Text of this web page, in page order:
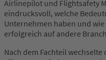
Airlinepilot und Flightsafety
eindrucksvoll, welche
Unternehmen haben und
erfolgreich auf andere
Nach dem Fachteil